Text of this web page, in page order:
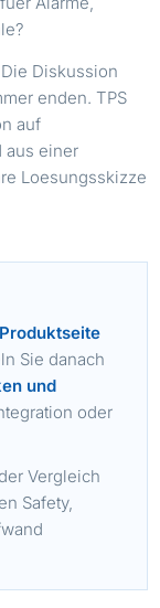
Diskussion
enden. TPS
auf
aus einer
Loesungsskizze
Sie danach
und
oder
Vergleich
Safety,